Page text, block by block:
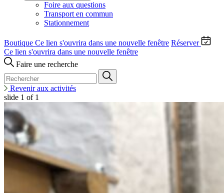
Foire aux questions
Transport en commun
Stationnement
Boutique Ce lien s'ouvrira dans une nouvelle fenêtre Réserver
Ce lien s'ouvrira dans une nouvelle fenêtre
Faire une recherche
Revenir aux activités
slide 1 of 1